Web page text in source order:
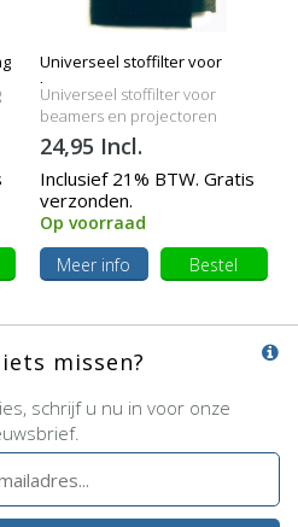
Universeel stoffilter voor
beamers
Universeel stoffilter voor
beamers en projectoren
24,95 Incl.
Inclusief 21% BTW. Gratis
verzonden.
Op voorraad
Meer info
Bestel
missen?
schrijf u nu in voor onze